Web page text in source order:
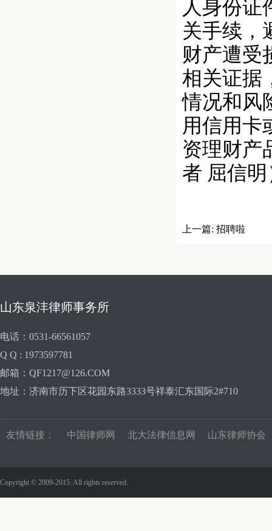
人身份证
关手续，
财产遭受
相关证据
情况和风
用信用卡
资理财产
者 屈信明
上一篇: 招聘啦
山东泉沣律师事务所
电话：0531-66561057
Q Q : 1973597781
邮箱：QF1217@126.COM
地址：济南市历下区花园东路3333号祥泰汇东国际2#710
友情链接： 中国律师网 北大法律信息网 山东律师协会
Copyright © 2009-2015. All rights reserved.